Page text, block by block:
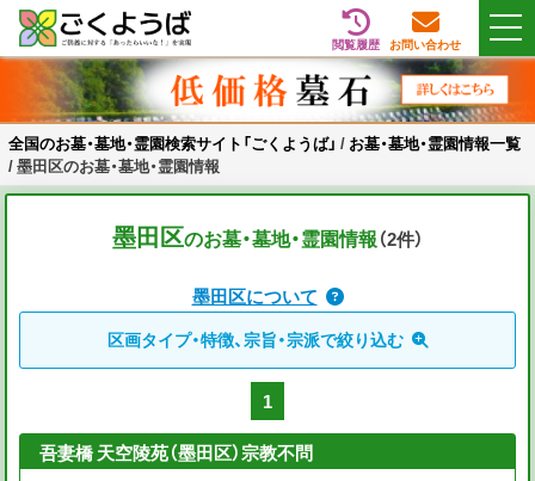
Skip
content
全国のお墓・墓地・霊園検索サイト「ごくようば」
ご供養をもっと身近に
閲覧履歴 お問い合わせ
全国のお墓・墓地・霊園検索サイト「ごくようば」 / お墓・墓地・霊園情報一覧
/墨田区のお墓・墓地・霊園情報
墨田区のお墓・墓地・霊園情報（2件）
墨田区について
区画タイプ・特徴、宗旨・宗派で絞り込む
1
吾妻橋 天空陵苑（墨田区）宗教不問